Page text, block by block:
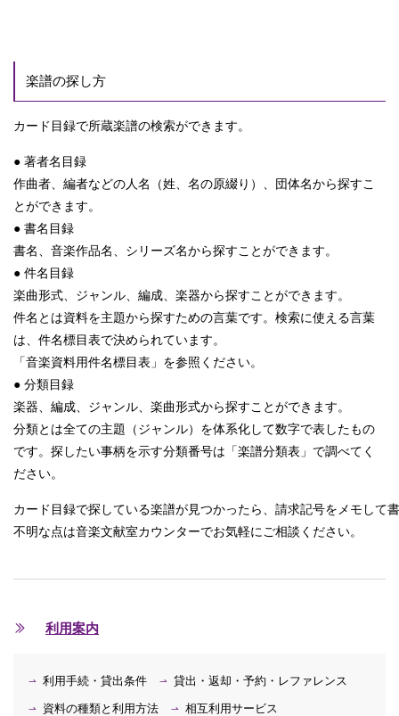
楽譜の探し方
カード目録で所蔵楽譜の検索ができます。
● 著者名目録
作曲者、編者などの人名（姓、名の原綴り）、団体名から探すこ
とができます。
● 書名目録
書名、音楽作品名、シリーズ名から探すことができます。
● 件名目録
楽曲形式、ジャンル、編成、楽器から探すことができます。
件名とは資料を主題から探すための言葉です。検索に使える言葉
は、件名標目表で決められています。
「音楽資料用件名標目表」を参照ください。
● 分類目録
楽器、編成、ジャンル、楽曲形式から探すことができます。
分類とは全ての主題（ジャンル）を体系化して数字で表したもの
です。探したい事柄を示す分類番号は「楽譜分類表」で調べてく
ださい。
カード目録で探している楽譜が見つかったら、請求記号をメモして
不明な点は音楽文献室カウンターでお気軽にご相談ください。
利用案内
利用手続・貸出条件 貸出・返却・予約・レファレンス
資料の種類と利用方法 相互利用サービス